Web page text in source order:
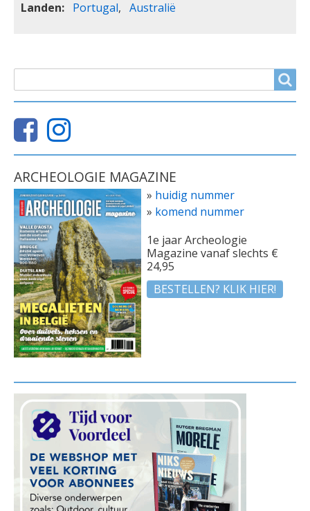
Landen Portugal Australië
ZOEKVELD
ARCHEOLOGIE MAGAZINE
» huidig nummer
» komend nummer
1e jaar Archeologie
Magazine vanaf slechts €
24,95
BESTELLEN? KLIK HIER!